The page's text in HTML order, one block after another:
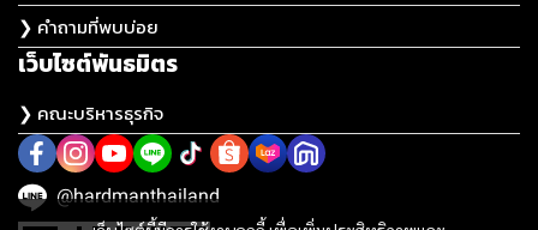
❯ คำถามที่พบบ่อย
เว็บไซต์พันธมิตร
❯ คณะบริหารธุรกิจ
@hardmanthailand